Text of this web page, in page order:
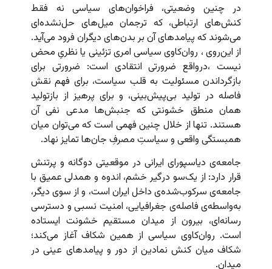
در چنین وضعیتی، فراخوان‌های سیاسی نه فقط
کنش‌های ارتباطی، که ترجمان میل‌های حل‌نشده‌ای
می‌شوند که پیامدهای آن بر بدن‌های دیگران فرود می‌آید.
از این‌روی ، روان‌کاوی سیاسی امری تزئینی یا نظریِ محض
نیست ،درواقع ضرورتی انتقادی است: ضرورتی برای
بازگرداندن مسئولیت به قلب سیاست، برای فهم نقش
فاصله در تولید بی‌پیش‌بینی، و برای پرهیز از بازتولید
همان منطق خشونتی که جنبش‌ها مدعی نفی آن
هستند. تنها از خلال چنین فهمی است که می‌توان میان
همبستگی واقعی و سیاستِ مصرفِ جان‌ها تمایز نهاد.
جامعه‌ی دیاسپورای ایرانی در موقعیتی دوگانه و پرتنش
قرار دارد: از یک‌سو درگیر خشم، اندوه و همدلی عمیق با
جامعه‌ی سرکوب‌شده‌ی داخل ایران است، و از سوی دیگر،
به‌واسطه‌ی فاصله‌ی جغرافیایی، امنیت نسبی و دسترسی
رسانه‌ای، بیرون از میدان مستقیم خشونت ایستاده
است. روان‌کاوی سیاسی از همین شکاف آغاز می‌کند؛
شکاف میان کنش نمادین از دور و پیامدهای عینی در
میدان.